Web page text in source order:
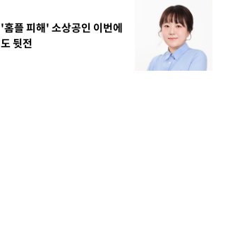
'홈플 피해' 소상공인 이번에
도 뒷전